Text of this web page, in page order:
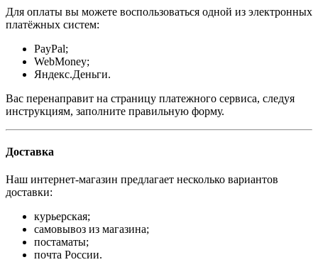
Для оплаты вы можете воспользоваться одной из электронных
платёжных систем:
PayPal;
WebMoney;
Яндекс.Деньги.
Вас перенаправит на страницу платежного сервиса, следуя
инструкциям, заполните правильную форму.
Доставка
Наш интернет-магазин предлагает несколько вариантов
доставки:
курьерская;
самовывоз из магазина;
постаматы;
почта России.